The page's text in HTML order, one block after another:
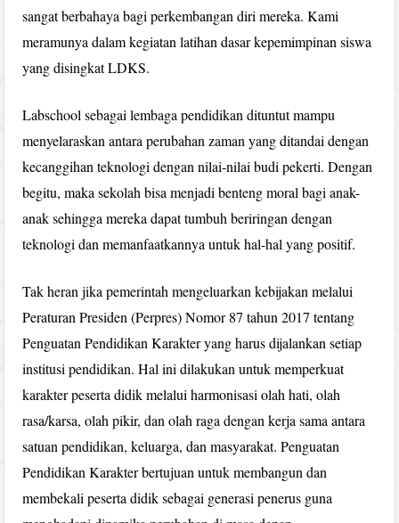
sangat berbahaya bagi perkembangan diri mereka. Kami
meramunya dalam kegiatan latihan dasar kepemimpinan siswa
yang disingkat LDKS.
Labschool sebagai lembaga pendidikan dituntut mampu
menyelaraskan antara perubahan zaman yang ditandai dengan
kecanggihan teknologi dengan nilai-nilai budi pekerti. Dengan
begitu, maka sekolah bisa menjadi benteng moral bagi anak-
anak sehingga mereka dapat tumbuh beriringan dengan
teknologi dan memanfaatkannya untuk hal-hal yang positif.
Tak heran jika pemerintah mengeluarkan kebijakan melalui
Peraturan Presiden (Perpres) Nomor 87 tahun 2017 tentang
Penguatan Pendidikan Karakter yang harus dijalankan setiap
institusi pendidikan. Hal ini dilakukan untuk memperkuat
karakter peserta didik melalui harmonisasi olah hati, olah
rasa/karsa, olah pikir, dan olah raga dengan kerja sama antara
satuan pendidikan, keluarga, dan masyarakat. Penguatan
Pendidikan Karakter bertujuan untuk membangun dan
membekali peserta didik sebagai generasi penerus guna